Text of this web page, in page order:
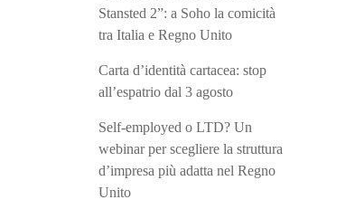
Stansted 2”: a Soho la comicità
tra Italia e Regno Unito
Carta d’identità cartacea: stop
all’espatrio dal 3 agosto
Self-employed o LTD? Un
webinar per scegliere la struttura
d’impresa più adatta nel Regno
Unito